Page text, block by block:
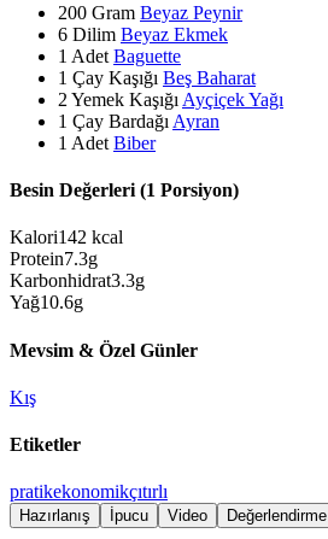
200 Gram Beyaz Peynir
6 Dilim Beyaz Ekmek
1 Adet Baguette
1 Çay Kaşığı Beş Baharat
2 Yemek Kaşığı Ayçiçek Yağı
1 Çay Bardağı Ayran
1 Adet Biber
Besin Değerleri (1 Porsiyon)
Kalori142 kcal
Protein7.3g
Karbonhidrat3.3g
Yağ10.6g
Mevsim & Özel Günler
Kış
Etiketler
pratikekonomikçıtırlı
Hazırlanış İpucu Video Değerlendirme